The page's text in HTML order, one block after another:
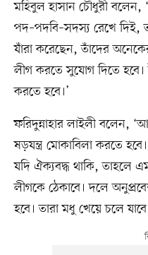
মহিবুল হাসান চৌধুরী বলেন,
পদ–পদবি–সদস্য রেখে দিই,
যাঁরা করেছেন, তাঁদের
লীগ করতে সুযোগ দিতে হবে।
করতে হবে।’
ফরিদুন্নাহার লাইলী বলেন,
ষড়যন্ত্র মোকাবিলা করতে
যদি ঐক্যবদ্ধ থাকি, তাহলে
লীগকে ঠেকাবে। দলে
হবে। তারা মধু খেয়ে চলে